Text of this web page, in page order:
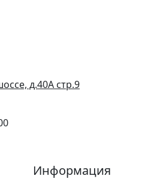
д.40А стр.9
Информация